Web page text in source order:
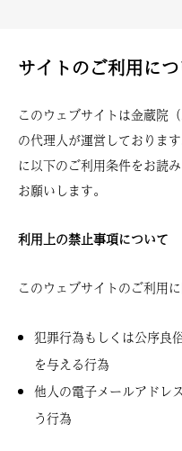
サイトのご利用に
このウェブサイトは金蔵院
の代理人が運営しておりま
に以下のご利用条件をお読
お願いします。
利用上の禁止事項について
このウェブサイトのご利用
犯罪行為もしくは公序良
を与える行為
他人の電子メールアドレ
う行為